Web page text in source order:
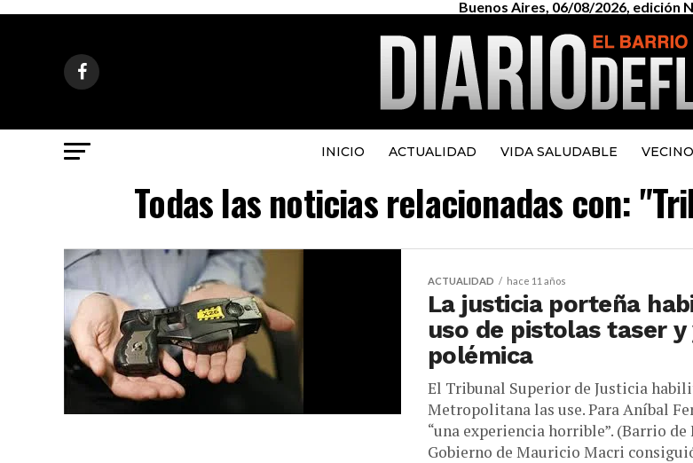
Buenos Aires, 06/08/2026, edición
INICIO ACTUALIDAD VIDA SALUDABLE
Todas las noticias relacionadas con:
ACTUALIDAD hace 11 años
La justicia porteña
uso de pistolas taser y
polémica
El Tribunal Superior de Justicia
Metropolitana las use. Para Aníbal
“una experiencia horrible”. (Barrio de
Gobierno de Mauricio Macri